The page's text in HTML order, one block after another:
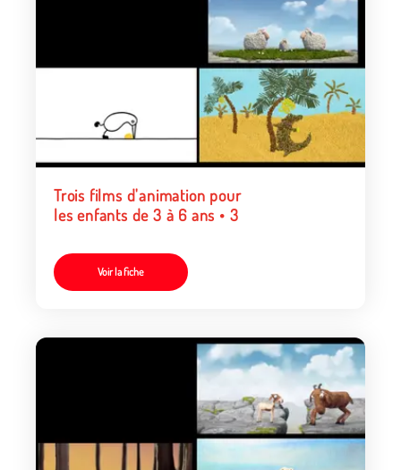
Trois films d'animation pour
les enfants de 3 à 6 ans • 3
Voir la fiche